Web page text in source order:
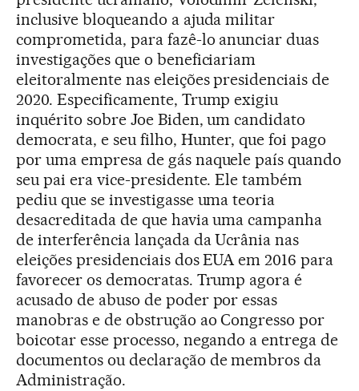
inclusive bloqueando a ajuda militar
comprometida, para fazê-lo anunciar duas
investigações que o beneficiariam
eleitoralmente nas eleições presidenciais de
2020. Especificamente, Trump exigiu
inquérito sobre Joe Biden, um candidato
democrata, e seu filho, Hunter, que foi pago
por uma empresa de gás naquele país quando
seu pai era vice-presidente. Ele também
pediu que se investigasse uma teoria
desacreditada de que havia uma campanha
de interferência lançada da Ucrânia nas
eleições presidenciais dos EUA em 2016 para
favorecer os democratas. Trump agora é
acusado de abuso de poder por essas
manobras e de obstrução ao Congresso por
boicotar esse processo, negando a entrega de
documentos ou declaração de membros da
Administração.